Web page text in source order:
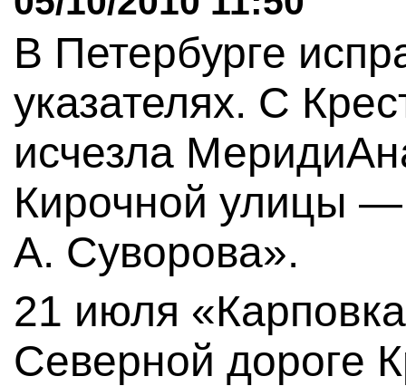
В Петербурге
указателях. С
исчезла
Кирочной улицы
А. Суворова».
21 июля
Северной дороге